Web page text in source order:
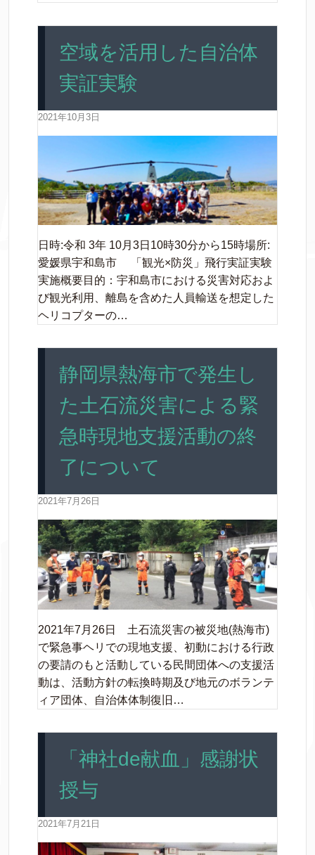
空域を活用した自治体
実証実験
2021年10月3日
日時:令和 3年 10月3日10時30分から15時場所:
愛媛県宇和島市 「観光×防災」飛行実証実験
実施概要目的：宇和島市における災害対応およ
び観光利用、離島を含めた人員輸送を想定した
ヘリコプターの…
静岡県熱海市で発生し
た土石流災害による緊
急時現地支援活動の終
了について
2021年7月26日
2021年7月26日 土石流災害の被災地(熱海市)
で緊急事ヘリでの現地支援、初動における行政
の要請のもと活動している民間団体への支援活
動は、活動方針の転換時期及び地元のボランテ
ィア団体、自治体体制復旧…
「神社de献血」感謝状
授与
2021年7月21日